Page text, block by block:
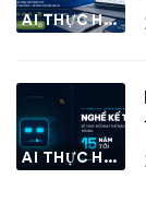
AI THỰC HÀNH
AI THỰC HÀNH